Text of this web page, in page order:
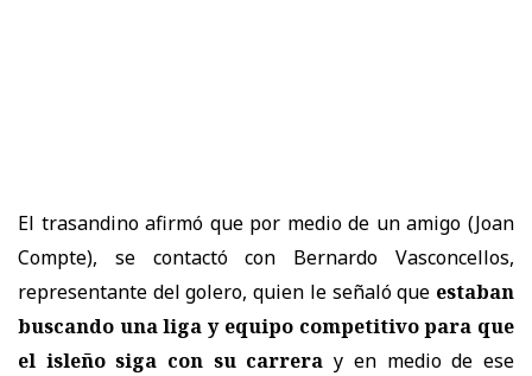
El trasandino afirmó que por medio de un amigo (Joan
Compte), se contactó con Bernardo Vasconcellos,
representante del golero, quien le señaló que estaban
buscando una liga y equipo competitivo para que
el isleño siga con su carrera y en medio de ese